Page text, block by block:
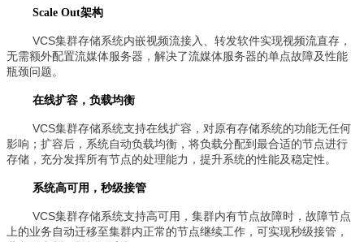
Scale Out架构
VCS集群存储系统内嵌视频流接入、转发软件实现视频流直存，
无需额外配置流媒体服务器，解决了流媒体服务器的单点故障及性能
瓶颈问题。
在线扩容，负载均衡
VCS集群存储系统支持在线扩容，对原有存储系统的功能无任何
影响；扩容后，系统自动负载均衡，将负载分配到最合适的节点进行
存储，充分发挥所有节点的处理能力，提升系统的性能及稳定性。
系统高可用，秒级接管
VCS集群存储系统支持高可用，集群内有节点故障时，故障节点
上的业务自动迁移至集群内正常的节点继续工作，可实现秒级接管，